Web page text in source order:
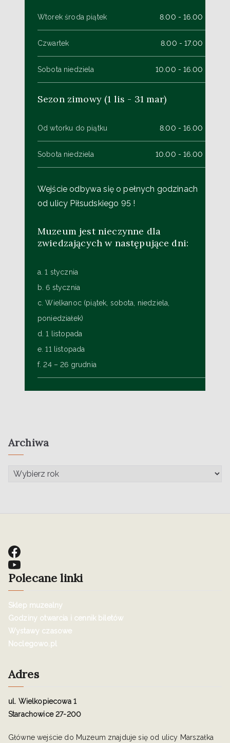
Wtorek środa piątek 8.00 - 16.00
Czwartek 8.00 - 17.00
Sobota niedziela 10.00 - 16.00
Sezon zimowy (1 lis - 31 mar)
Od wtorku do piątku 8.00 - 16.00
Sobota niedziela 10.00 - 16.00
Wejście odbywa się o pełnych godzinach
od ulicy Piłsudskiego 95 !
Muzeum jest nieczynne dla
zwiedzających w następujące dni:
a. 1 stycznia
b. 6 stycznia
c. Wielkanoc (piątek, sobota, niedziela,
poniedziałek)
d. 1 listopada
e. 11 listopada
f. 24 – 26 grudnia
Archiwa
Polecane linki
Sklep muzealny
Godziny otwarcia i cennik biletów
Wystawy czasowe
Noclegowo.pl
Adres
ul. Wielkopiecowa 1
Starachowice 27-200
Główne wejście do Muzeum znajduje się od ulicy Marszałka